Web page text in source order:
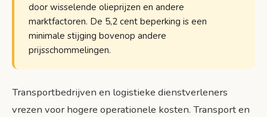
door wisselende olieprijzen en andere
marktfactoren. De 5,2 cent beperking is een
minimale stijging bovenop andere
prijsschommelingen.
Transportbedrijven en logistieke dienstverleners
vrezen voor hogere operationele kosten. Transport en